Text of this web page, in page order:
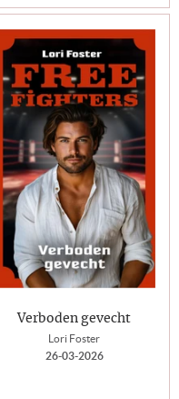
Verboden gevecht
Lori Foster
26-03-2026